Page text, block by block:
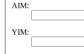
AIM:
YIM: